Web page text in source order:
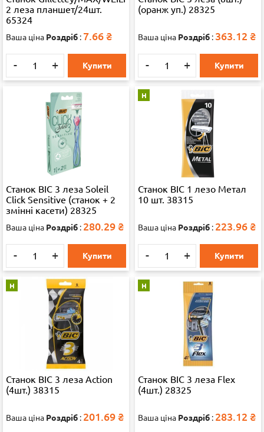
2 леза планшет/24шт.
65324
Ваша ціна Роздріб : 7.66 ₴
- + Купити
(оранж уп.) 28325
Ваша ціна Роздріб : 363.12 ₴
- + Купити
Станок BIC 3 леза Soleil
Click Sensitive (станок + 2
змінні касети) 28325
Ваша ціна Роздріб : 280.29 ₴
- + Купити
Н
Станок ВІС 1 лезо Метал
10 шт. 38315
Ваша ціна Роздріб : 223.96 ₴
- + Купити
Н
Станок ВІС 3 леза Action
(4шт.) 38315
Ваша ціна Роздріб : 201.69 ₴
Н
Станок ВІС 3 леза Flex
(4шт.) 28325
Ваша ціна Роздріб : 283.12 ₴